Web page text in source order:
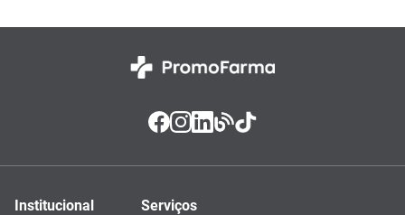
Institucional Serviços